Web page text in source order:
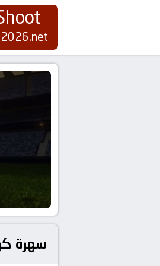
سهرة